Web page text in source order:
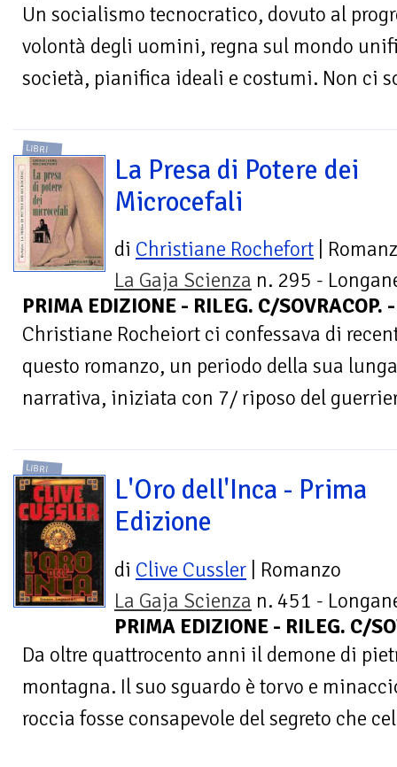
Un socialismo tecnocratico, dovuto al
volontà degli uomini, regna sul mondo
società, pianifica ideali e costumi. Non ci
LIBRI
La Presa di Potere dei
Microcefali
di Christiane Rochefort |
La Gaja Scienza n. 295 -
PRIMA EDIZIONE - RILEG. C/SOVRACOP.
Christiane Rocheiort ci confessava di
questo romanzo, un periodo della sua
narrativa, iniziata con 7/ riposo del
LIBRI
L'Oro dell'Inca - Prima
Edizione
di Clive Cussler | Romanzo
La Gaja Scienza n. 451 -
PRIMA EDIZIONE - RILEG. C/
Da oltre quattrocento anni il demone di
montagna. Il suo sguardo è torvo e
roccia fosse consapevole del segreto che